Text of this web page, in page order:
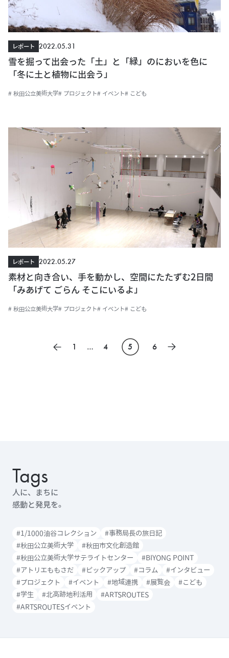
レポート
2022.05.31
雪を掘って出会った「土」と「緑」のにおいを色に
「冬に土と植物に出会う」
# 秋田公立美術大学# プロジェクト# イベント# こども
レポート
2022.05.27
素材と向き合い、手を動かし、空間にたたずむ2日間
「みあげて ごらん そこにいるよ」
# 秋田公立美術大学# プロジェクト# イベント# こども
前のページ
1 … 4 5 6
Tags
人に、まちに
感動と発見を。
#1/1000油谷コレクション
#事務局長の旅日記
#秋田公立美術大学
#秋田市文化創造館
#秋田公立美術大学サテライトセンター
#BIYONG POINT
#アトリエももさだ
#ピックアップ #コラム
#インタビュー
#プロジェクト
#イベント #地域連携 #展覧会
#こども
#学生
#北高跡地利活用
#ARTSROUTES
#ARTSROUTESイベント